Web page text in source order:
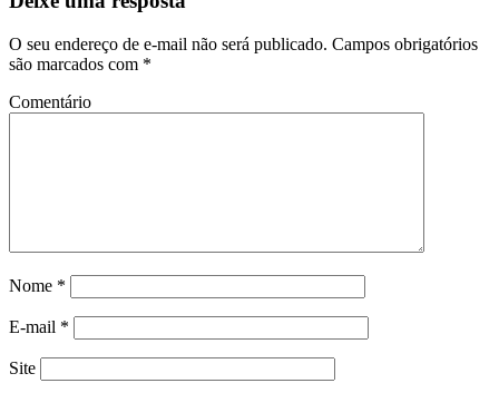
O seu endereço de e-mail não será publicado. Campos obrigatórios
são marcados com *
Comentário
Nome *
E-mail *
Site